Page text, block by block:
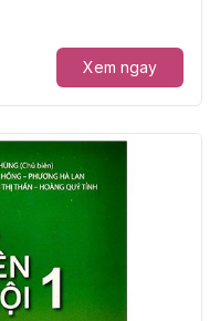
Xem ngay